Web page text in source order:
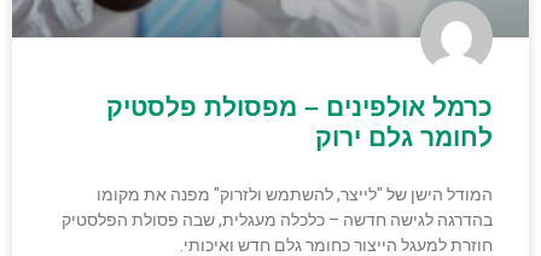
כרמל אולפינים – מפסולת פלסטיק
לחומר גלם ירוק
המודל הישן של "לייצר, להשתמש ולזרוק" מפנה את מקומו
בהדרגה לגישה חדשה – כלכלה מעגלית, שבה פסולת הפלסטיק
חוזרת למעגל הייצור כחומר גלם חדש ואיכותי.